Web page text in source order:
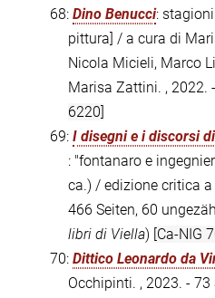
68: Dino Benucci:
pittura] / a cura di
Nicola Micieli, Marco
Marisa Zattini. , 2022.
6220]
69: I disegni e i discorsi
: "fontanaro e
ca.) / edizione critica
466 Seiten, 60
libri di Viella) [Ca-NIG
70: Dittico Leonardo da
Occhipinti. , 2023. - 73